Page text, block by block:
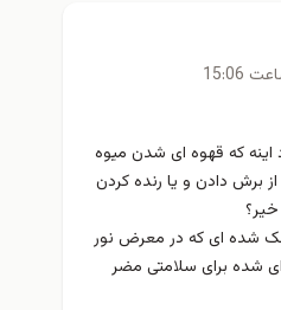
که قهوه ای شدن میوه
برش دادن و یا رنده کردن
شده ای که در معرض نور
ای شده برای سلامتی مضر